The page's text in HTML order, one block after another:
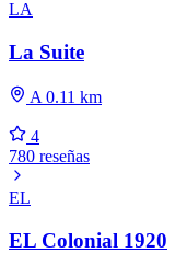
LA
La Suite
A 0.11 km
4
780 reseñas
EL
EL Colonial 1920